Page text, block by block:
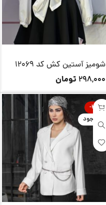
شومیز آستین کش کد 12069
298,000 تومان
-25%
ناموجود